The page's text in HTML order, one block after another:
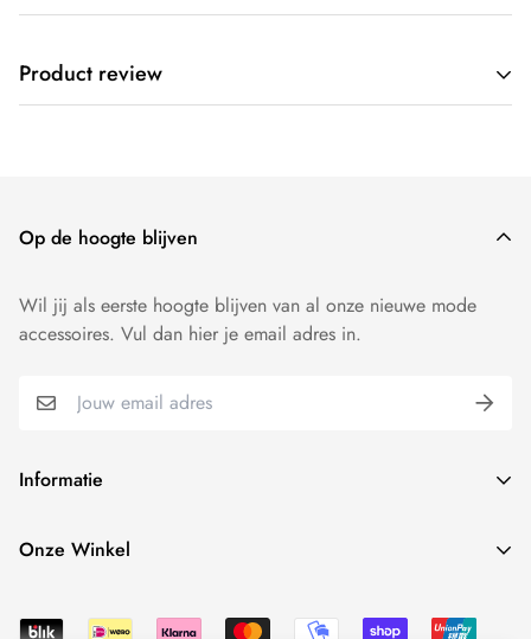
voor 17:00 besteld, dezelfde dag verzonden.
Product review
Informatie
Over ons
Verzenden
Onze Winkel
Op de hoogte blijven
Wil jij als eerste hoogte blijven van al onze nieuwe mode
accessoires. Vul dan hier je email adres in.